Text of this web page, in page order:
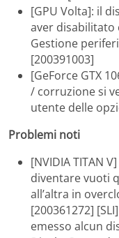
[GPU Volta]: il
aver disabilitato
Gestione
[200391003]
[GeForce GTX
/ corruzione si
utente delle
Problemi noti
[NVIDIA TITAN
diventare vuoti
all’altra in
[200361272]
emesso alcun